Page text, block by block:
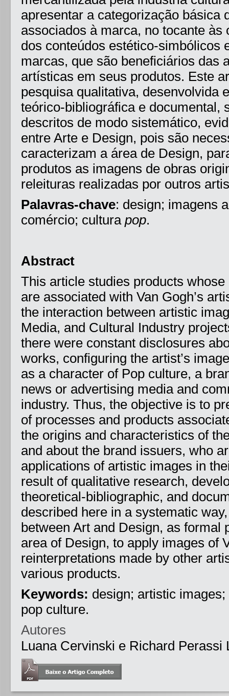
apresentar a categorização básica
associados à marca, no tocante
dos conteúdos estético-simbólicos
marcas, que são beneficiários das
artísticas em seus produtos. Este
pesquisa qualitativa, desenvolvida
teórico-bibliográfica e documental,
descritos de modo sistemático,
entre Arte e Design, pois são
caracterizam a área de Design,
produtos as imagens de obras
releituras realizadas por outros
Palavras-chave: design; imagens
comércio; cultura pop.
Abstract
This article studies products
are associated with Van Gogh’s
the interaction between artistic
Media, and Cultural Industry
there were constant disclosures
works, configuring the artist’s
as a character of Pop culture, a
news or advertising media and
industry. Thus, the objective is to
of processes and products
the origins and characteristics of
and about the brand issuers, who
applications of artistic images in
result of qualitative research,
theoretical-bibliographic, and
described here in a systematic
between Art and Design, as formal
area of Design, to apply images of
reinterpretations made by other
various products.
Keywords: design; artistic
pop culture.
Autores
Luana Cervinski e Richard Perassi